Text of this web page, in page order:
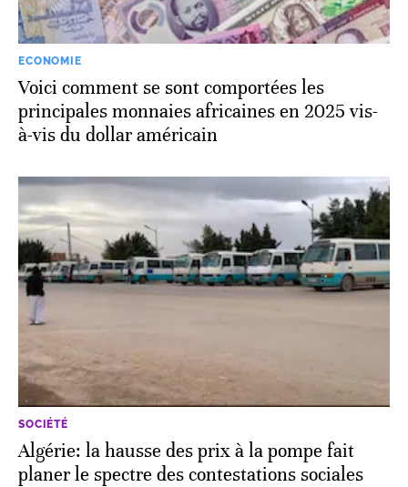
ECONOMIE
Voici comment se sont comportées les
principales monnaies africaines en 2025 vis-
à-vis du dollar américain
SOCIÉTÉ
Algérie: la hausse des prix à la pompe fait
planer le spectre des contestations sociales